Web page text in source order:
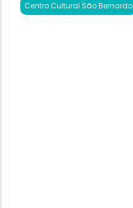
Centro Cultural São Bernardo